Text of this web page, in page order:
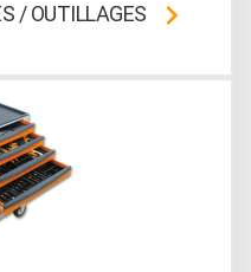
/ OUTILLAGES